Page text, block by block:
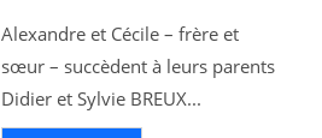
Alexandre et Cécile – frère et
sœur – succèdent à leurs parents
Didier et Sylvie BREUX...